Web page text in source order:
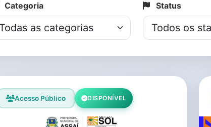
Categoria Status
Acesso Público DISPONÍVEL